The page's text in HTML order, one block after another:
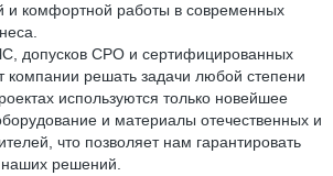
и комфортной работы в современных
допусков СРО и сертифицированных
компании решать задачи любой степени
используются только новейшее
и материалы отечественных и
что позволяет нам гарантировать
решений.